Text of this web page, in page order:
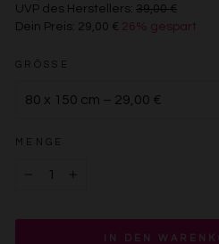
UVP des Herstellers: 39,00 €€39,00
Dein Preis: 29,00 € 26% gespart
GRÖSSE
MENGE
IN DEN